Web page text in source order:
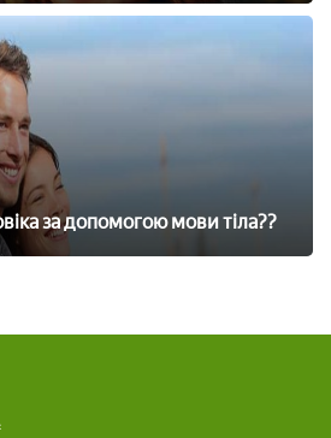
за допомогою мови тіла??